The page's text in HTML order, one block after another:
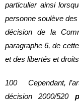
particulier ainsi
personne soulève des
décision de la
paragraphe 6, de
et des libertés et
100 Cependant,
décision 2000/520